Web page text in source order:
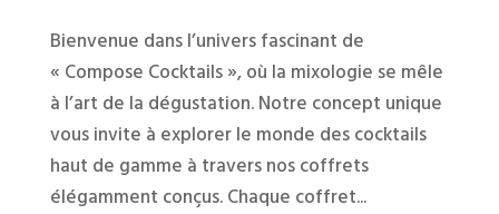
Bienvenue dans l’univers fascinant de
« Compose Cocktails », où la mixologie se mêle
à l’art de la dégustation. Notre concept unique
vous invite à explorer le monde des cocktails
haut de gamme à travers nos coffrets
élégamment conçus. Chaque coffret...